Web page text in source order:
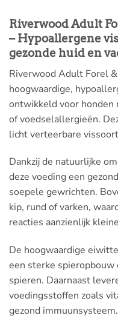
Riverwood Adult
– Hypoallergene
gezonde huid en
Riverwood Adult Forel
hoogwaardige,
ontwikkeld voor
of voedselallergieën.
licht verteerbare
Dankzij de natuurlijke
deze voeding een
soepele gewrichten.
kip, rund of varken,
reacties aanzienlijk
De hoogwaardige
een sterke
spieren. Daarnaast
voedingsstoffen zoals
gezond immuunsysteem.